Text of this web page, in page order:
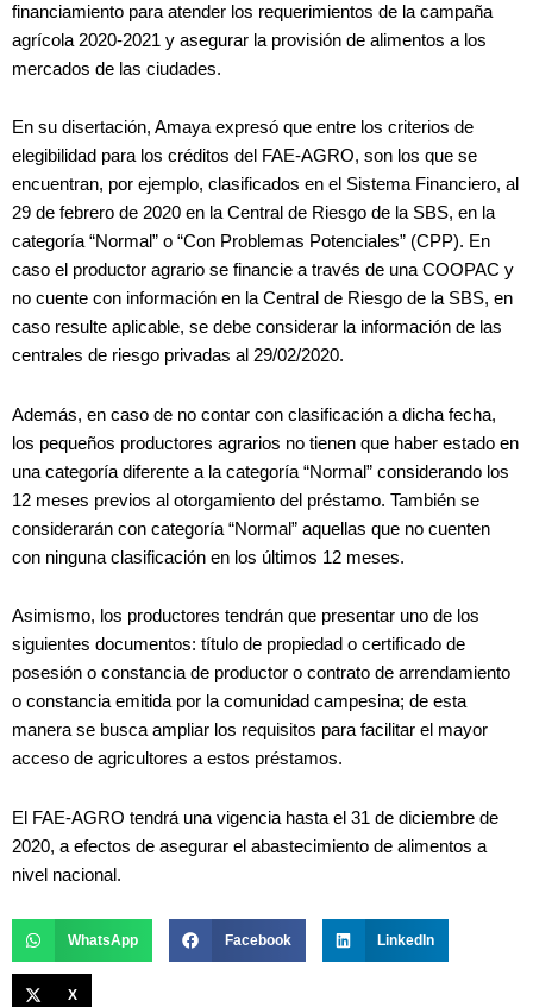
financiamiento para atender los requerimientos de la campaña
agrícola 2020-2021 y asegurar la provisión de alimentos a los
mercados de las ciudades.
En su disertación, Amaya expresó que entre los criterios de
elegibilidad para los créditos del FAE-AGRO, son los que se
encuentran, por ejemplo, clasificados en el Sistema Financiero, al
29 de febrero de 2020 en la Central de Riesgo de la SBS, en la
categoría “Normal” o “Con Problemas Potenciales” (CPP). En
caso el productor agrario se financie a través de una COOPAC y
no cuente con información en la Central de Riesgo de la SBS, en
caso resulte aplicable, se debe considerar la información de las
centrales de riesgo privadas al 29/02/2020.
Además, en caso de no contar con clasificación a dicha fecha,
los pequeños productores agrarios no tienen que haber estado en
una categoría diferente a la categoría “Normal” considerando los
12 meses previos al otorgamiento del préstamo. También se
considerarán con categoría “Normal” aquellas que no cuenten
con ninguna clasificación en los últimos 12 meses.
Asimismo, los productores tendrán que presentar uno de los
siguientes documentos: título de propiedad o certificado de
posesión o constancia de productor o contrato de arrendamiento
o constancia emitida por la comunidad campesina; de esta
manera se busca ampliar los requisitos para facilitar el mayor
acceso de agricultores a estos préstamos.
El FAE-AGRO tendrá una vigencia hasta el 31 de diciembre de
2020, a efectos de asegurar el abastecimiento de alimentos a
nivel nacional.
WhatsApp Facebook LinkedIn
X